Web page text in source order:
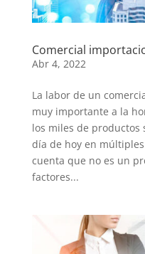
Comercial
Abr 4, 2022
La labor de un
muy importante a la
los miles de productos
día de hoy en
cuenta que no es un
factores...